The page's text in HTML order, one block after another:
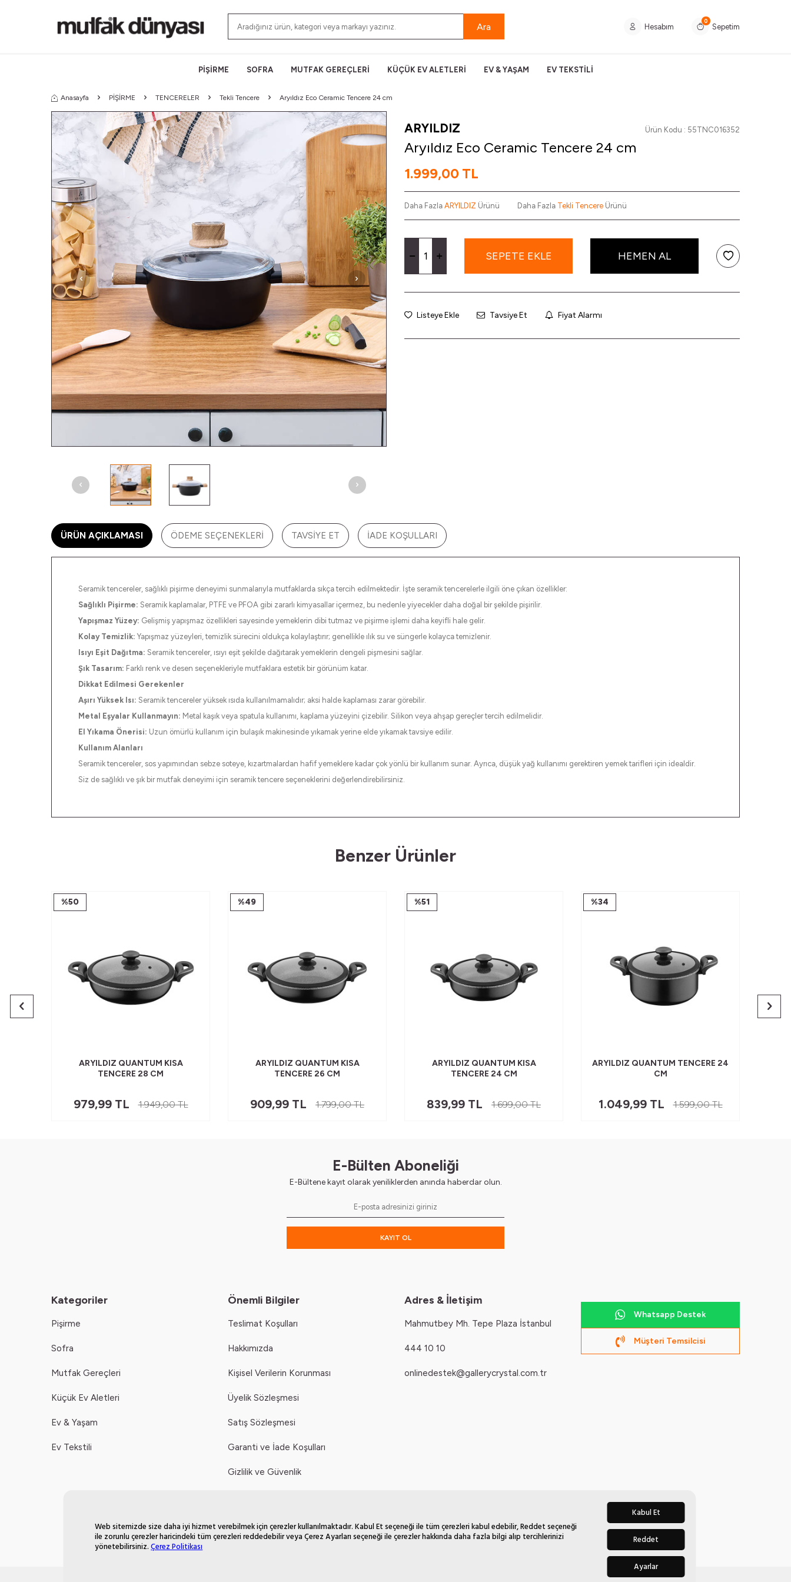
Web sitemizde size daha iyi hizmet verebilmek için çerezler kullanılmaktadır. Kabul Et seçeneği ile tüm çerezleri kabul edebilir, Reddet seçeneği
ile zorunlu çerezler haricindeki tüm çerezleri reddedebilir veya Çerez Ayarları seçeneği ile çerezler hakkında daha fazla bilgi alıp tercihlerinizi
yönetebilirsiniz.Çerez Politikası
Kabul Et
Reddet
Ayarlar
Ara Hesabım
0
Sepetim
PİŞİRME SOFRA MUTFAK GEREÇLERİ KÜÇÜK EV ALETLERİ EV & YAŞAM EV TEKSTİLİ
Anasayfa PİŞİRME TENCERELER Tekli Tencere Aryıldız Eco Ceramic Tencere 24 cm
ARYILDIZ Ürün Kodu : 55TNC016352
Aryıldız Eco Ceramic Tencere 24 cm
1.999,00 TL
Daha Fazla ARYILDIZ Ürünü Daha Fazla Tekli Tencere Ürünü
SEPETE EKLE HEMEN AL
Listeye Ekle Tavsiye Et Fiyat Alarmı
ÜRÜN AÇIKLAMASI ÖDEME SEÇENEKLERI TAVSIYE ET İADE KOŞULLARI
Seramik tencereler, sağlıklı pişirme deneyimi sunmalarıyla mutfaklarda sıkça tercih edilmektedir. İşte seramik tencerelerle ilgili öne çıkan özellikler:
Sağlıklı Pişirme: Seramik kaplamalar, PTFE ve PFOA gibi zararlı kimyasallar içermez, bu nedenle yiyecekler daha doğal bir şekilde pişirilir.
Yapışmaz Yüzey: Gelişmiş yapışmaz özellikleri sayesinde yemeklerin dibi tutmaz ve pişirme işlemi daha keyifli hale gelir.
Kolay Temizlik: Yapışmaz yüzeyleri, temizlik sürecini oldukça kolaylaştırır; genellikle ılık su ve süngerle kolayca temizlenir.
Isıyı Eşit Dağıtma: Seramik tencereler, ısıyı eşit şekilde dağıtarak yemeklerin dengeli pişmesini sağlar.
Şık Tasarım: Farklı renk ve desen seçenekleriyle mutfaklara estetik bir görünüm katar.
Dikkat Edilmesi Gerekenler
Aşırı Yüksek Isı: Seramik tencereler yüksek ısıda kullanılmamalıdır; aksi halde kaplaması zarar görebilir.
Metal Eşyalar Kullanmayın: Metal kaşık veya spatula kullanımı, kaplama yüzeyini çizebilir. Silikon veya ahşap gereçler tercih edilmelidir.
El Yıkama Önerisi: Uzun ömürlü kullanım için bulaşık makinesinde yıkamak yerine elde yıkamak tavsiye edilir.
Kullanım Alanları
Seramik tencereler, sos yapımından sebze soteye, kızartmalardan hafif yemeklere kadar çok yönlü bir kullanım sunar. Ayrıca, düşük yağ kullanımı gerektiren yemek tarifleri için idealdir.
Siz de sağlıklı ve şık bir mutfak deneyimi için seramik tencere seçeneklerini değerlendirebilirsiniz.
Benzer Ürünler
%50
ARYILDIZ QUANTUM KISA
TENCERE 28 CM
979,99TL 1.949,00TL
%49
ARYILDIZ QUANTUM KISA
TENCERE 26 CM
909,99 TL 1.799,00TL
%51
ARYILDIZ QUANTUM KISA
TENCERE 24 CM
839,99 TL 1.699,00TL
%34
ARYILDIZ QUANTUM TENCERE 24
CM
1.049,99TL 1.599,00TL
E-Bülten Aboneliği
E-Bültene kayıt olarak yeniliklerden anında haberdar olun.
KAYIT OL
Kategoriler
Pişirme
Sofra
Mutfak Gereçleri
Küçük Ev Aletleri
Ev & Yaşam
Ev Tekstili
Önemli Bilgiler
Teslimat Koşulları
Hakkımızda
Kişisel Verilerin Korunması
Üyelik Sözleşmesi
Satış Sözleşmesi
Garanti ve İade Koşulları
Gizlilik ve Güvenlik
Adres & İletişim
Mahmutbey Mh. Tepe Plaza İstanbul
444 10 10
onlinedestek@gallerycrystal.com.tr
Whatsapp Destek
Müşteri Temsilcisi